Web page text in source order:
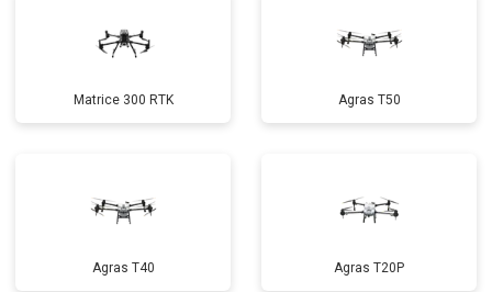
Matrice 300 RTK Agras T50
Agras T40 Agras T20P